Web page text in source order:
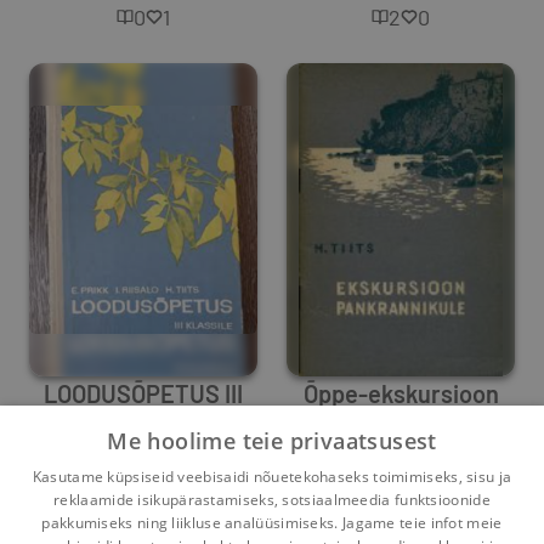
0 1 2 0
LOODUSÕPETUS III
KLASSILE
0 0
Õppe-ekskursioon
pankrannikule
0 0
Me hoolime teie privaatsusest
Kasutame küpsiseid veebisaidi nõuetekohaseks toimimiseks, sisu ja
reklaamide isikupärastamiseks, sotsiaalmeedia funktsioonide
pakkumiseks ning liikluse analüüsimiseks. Jagame teie infot meie